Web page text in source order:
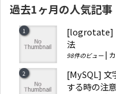
過去1ヶ月の人気記事
[logrotate]
法
98件のビュー
[MySQL] 文
する時の注意